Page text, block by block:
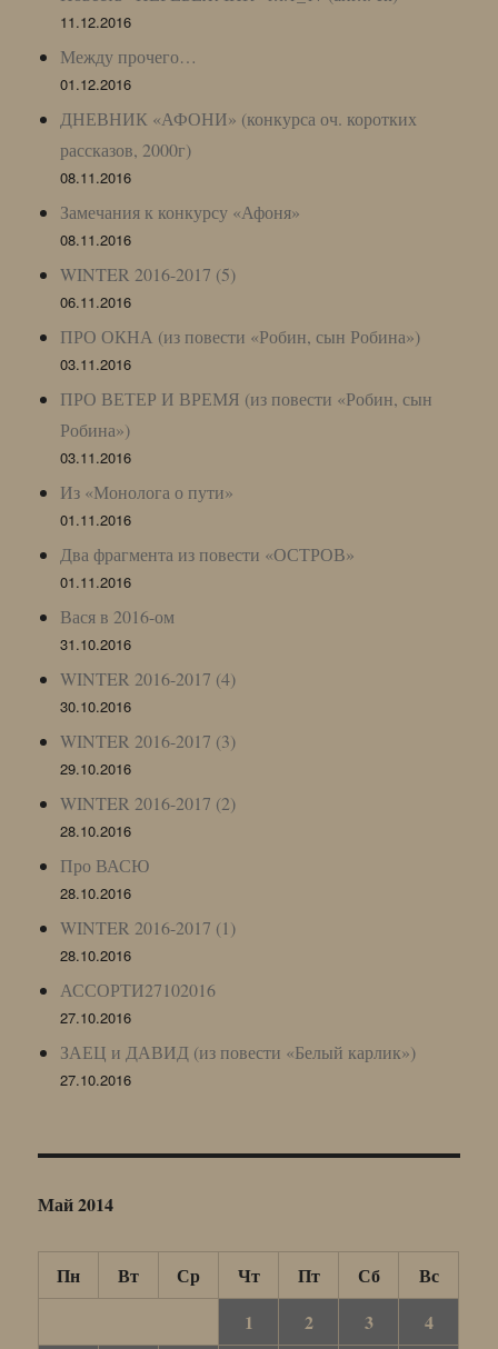
11.12.2016
Между прочего…
01.12.2016
ДНЕВНИК «АФОНИ» (конкурса оч. коротких
рассказов, 2000г)
08.11.2016
Замечания к конкурсу «Афоня»
08.11.2016
WINTER 2016-2017 (5)
06.11.2016
ПРО ОКНА (из повести «Робин, сын Робина»)
03.11.2016
ПРО ВЕТЕР И ВРЕМЯ (из повести «Робин, сын
Робина»)
03.11.2016
Из «Монолога о пути»
01.11.2016
Два фрагмента из повести «ОСТРОВ»
01.11.2016
Вася в 2016-ом
31.10.2016
WINTER 2016-2017 (4)
30.10.2016
WINTER 2016-2017 (3)
29.10.2016
WINTER 2016-2017 (2)
28.10.2016
Про ВАСЮ
28.10.2016
WINTER 2016-2017 (1)
28.10.2016
АССОРТИ27102016
27.10.2016
ЗАЕЦ и ДАВИД (из повести «Белый карлик»)
27.10.2016
Май 2014
Пн Вт Ср Чт Пт Сб
Вс
1
2 3 4